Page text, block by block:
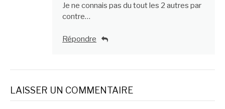
Je ne connais pas du tout les 2 autres par
contre…
Répondre
LAISSER UN COMMENTAIRE